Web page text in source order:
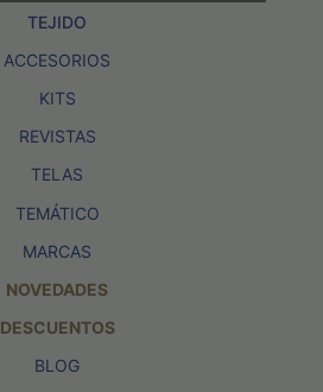
TEJIDO
ACCESORIOS
KITS
REVISTAS
TELAS
TEMÁTICO
MARCAS
NOVEDADES
DESCUENTOS
BLOG